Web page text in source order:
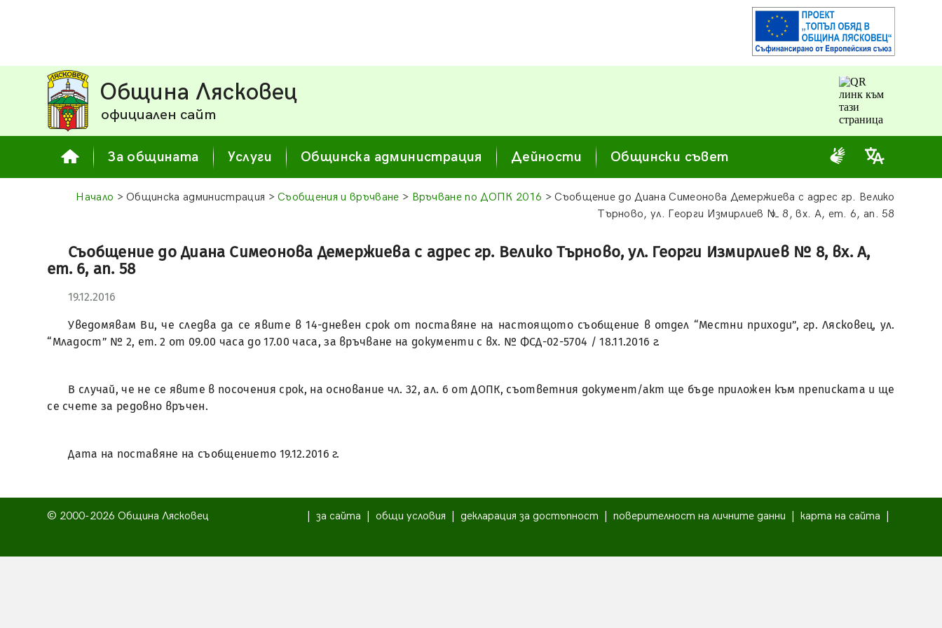
Община Лясковец
официален сайт
За общината Услуги Общинска администрация Дейности Общински съвет
Начало > Общинска администрация >Съобщения и връчване > Връчване по ДОПК 2016 > Съобщение до Диана Симеонова Демержиева с адрес гр. Велико
Търново, ул. Георги Измирлиев № 8, вх. А, ет. 6, ап. 58
Съобщение до Диана Симеонова Демержиева с адрес гр. Велико Търново, ул. Георги Измирлиев № 8, вх. А,
ет. 6, ап. 58
19.12.2016
Уведомявам Ви, че следва да се явите в 14-дневен срок от поставяне на настоящото съобщение в отдел “Местни приходи”, гр. Лясковец, ул.
“Младост” № 2, ет. 2 от 09.00 часа до 17.00 часа, за връчване на документи с вх. № ФСД-02-5704 / 18.11.2016 г.
В случай, че не се явите в посочения срок, на основание чл. 32, ал. 6 от ДОПК, съответния документ/акт ще бъде приложен към преписката и ще
се счете за редовно връчен.
Дата на поставяне на съобщението 19.12.2016 г.
© 2000-2026 Община Лясковец за сайта общи условия декларация за достъпност поверителност на личните данни карта на сайта